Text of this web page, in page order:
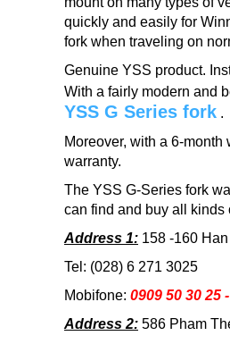
quickly and easily for
fork when traveling on
Genuine YSS product.
With a fairly modern and
YSS G Series fork .
Moreover, with a 6-
warranty.
The YSS G-Series fork
can find and buy all kinds
Address 1: 158 -160
Tel: (028) 6 271 3025
Mobifone: 0909 50 30 25
Address 2: 586 Pham